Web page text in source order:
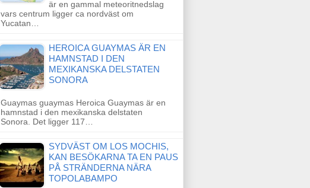
är en gammal meteoritnedslag
vars centrum ligger ca nordväst om
Yucatan…
HEROICA GUAYMAS ÄR EN
HAMNSTAD I DEN
MEXIKANSKA DELSTATEN
SONORA
Guaymas guaymas Heroica Guaymas är en
hamnstad i den mexikanska delstaten
Sonora. Det ligger 117…
SYDVÄST OM LOS MOCHIS,
KAN BESÖKARNA TA EN PAUS
PÅ STRÄNDERNA NÄRA
TOPOLABAMPO